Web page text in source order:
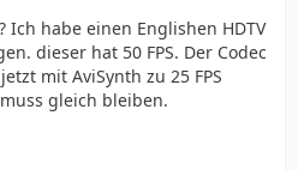
habe einen Englishen HDTV
dieser hat 50 FPS. Der Codec
mit AviSynth zu 25 FPS
gleich bleiben.